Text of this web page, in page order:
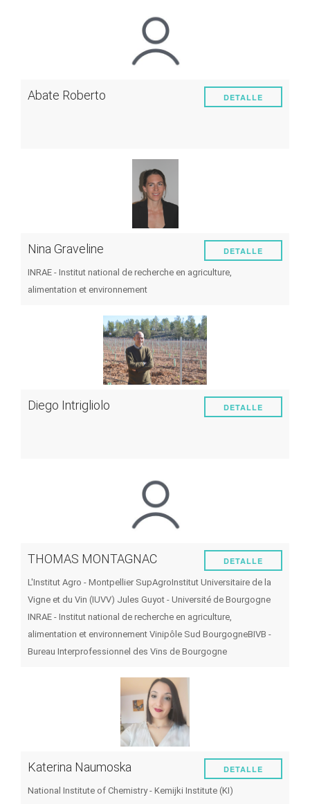
Abate Roberto DETALLE
Nina Graveline
INRAE - Institut national de recherche en agriculture,
alimentation et environnement
DETALLE
Diego Intrigliolo DETALLE
THOMAS MONTAGNAC
L'Institut Agro - Montpellier SupAgroInstitut Universitaire de la
Vigne et du Vin (IUVV) Jules Guyot - Université de Bourgogne
INRAE - Institut national de recherche en agriculture,
alimentation et environnement Vinipôle Sud BourgogneBIVB -
Bureau Interprofessionnel des Vins de Bourgogne
DETALLE
Katerina Naumoska
National Institute of Chemistry - Kemijki Institute (KI)
DETALLE